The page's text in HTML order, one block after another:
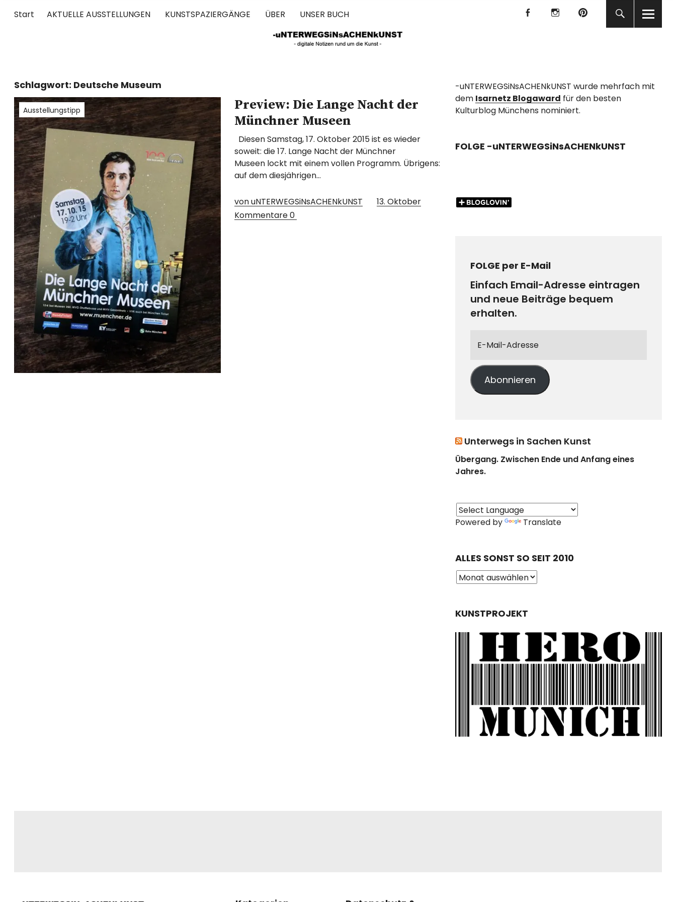
Start AKTUELLE AUSSTELLUNGEN KUNSTSPAZIERGÄNGE ÜBER UNSER BUCH
UNTERWEGS IN SACHEN KUNST
f I P
Schlagwort: Deutsche Museum
Ausstellungstipp
Preview: Die Lange Nacht der
Münchner Museen
Diesen Samstag, 17. Oktober 2015 ist es wieder
soweit: die 17. Lange Nacht der Münchner
Museen lockt mit einem vollen Programm. Übrigens:
auf dem diesjährigen…
von uNTERWEGSiNsACHENkUNST
13. Oktober
Kommentare0
-uNTERWEGSiNsACHENkUNST wurde mehrfach mit
dem Isarnetz Blogaward für den besten
Kulturblog Münchens nominiert.
FOLGE -uNTERWEGSiNsACHENkUNST
FOLGE per E-Mail
Einfach Email-Adresse eintragen
und neue Beiträge bequem
erhalten.
Abonnieren
Unterwegs in Sachen Kunst
Übergang. Zwischen Ende und Anfang eines
Jahres.
Powered by Translate
ALLES SONST SO SEIT 2010
KUNSTPROJEKT